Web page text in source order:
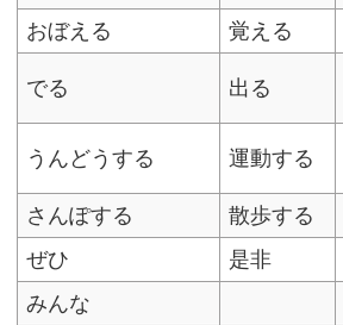
おぼえる
覚える
でる 出る
うんどうする 運動する
さんぽする
散歩する
ぜひ
是非
みんな